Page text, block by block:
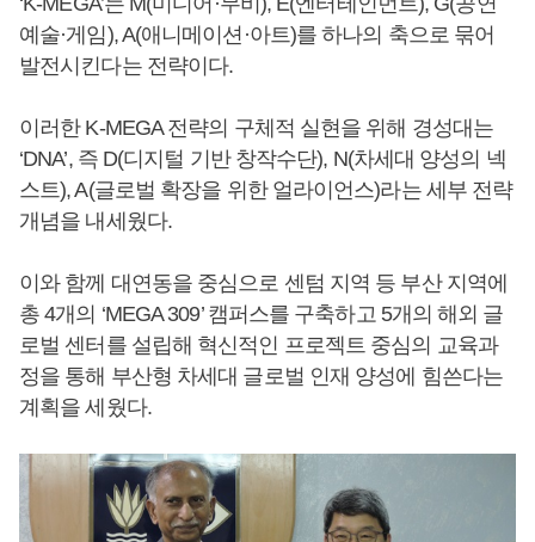
예술·게임), A(애니메이션·아트)를 하나의 축으로 묶어
발전시킨다는 전략이다.
이러한 K-MEGA 전략의 구체적 실현을 위해 경성대는
‘DNA’, 즉 D(디지털 기반 창작수단), N(차세대 양성의 넥
스트), A(글로벌 확장을 위한 얼라이언스)라는 세부 전략
개념을 내세웠다.
이와 함께 대연동을 중심으로 센텀 지역 등 부산 지역에
총 4개의 ‘MEGA 309’ 캠퍼스를 구축하고 5개의 해외 글
로벌 센터를 설립해 혁신적인 프로젝트 중심의 교육과
정을 통해 부산형 차세대 글로벌 인재 양성에 힘쓴다는
계획을 세웠다.